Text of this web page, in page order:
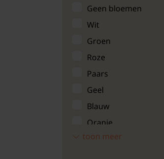
Geen bloemen
Wit
Groen
Roze
Paars
Geel
Blauw
Oranje
Brons/bruin
toon meer